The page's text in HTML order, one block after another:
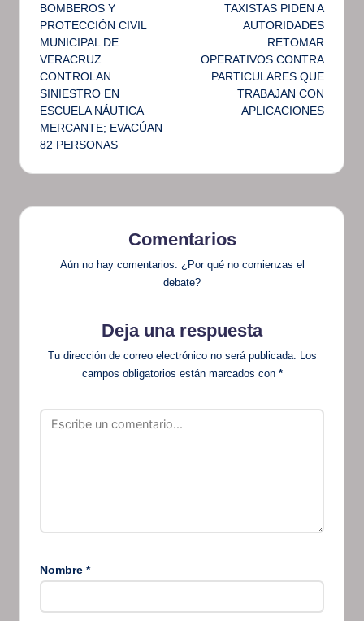
de
entradas
BOMBEROS Y
PROTECCIÓN CIVIL
MUNICIPAL DE
VERACRUZ
CONTROLAN
SINIESTRO EN
ESCUELA NÁUTICA
MERCANTE; EVACÚAN
82 PERSONAS
TAXISTAS PIDEN A
AUTORIDADES
RETOMAR
OPERATIVOS CONTRA
PARTICULARES QUE
TRABAJAN CON
APLICACIONES
Comentarios
Aún no hay comentarios. ¿Por qué no comienzas el
debate?
Deja una respuesta
Tu dirección de correo electrónico no será publicada. Los
campos obligatorios están marcados con *
Nombre *